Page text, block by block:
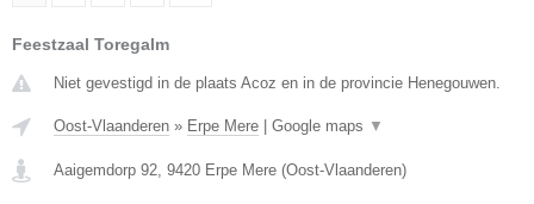
Feestzaal Toregalm
Niet gevestigd in de plaats Acoz en in de provincie Henegouwen.
Oost-Vlaanderen » Erpe Mere Google maps ▼
Aaigemdorp 92, 9420 Erpe Mere (Oost-Vlaanderen)